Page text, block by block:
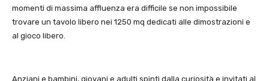
momenti di massima affluenza era difficile se non impossibile
trovare un tavolo libero nei 1250 mq dedicati alle dimostrazioni e
al gioco libero.
Anziani e bambini, giovani e adulti spinti dalla curiosità e invitati al